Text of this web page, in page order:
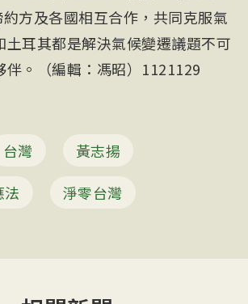
約方及各國相互合作，共同克服氣
土耳其都是解決氣候變遷議題不可
伴。（編輯：馮昭）1121129
台灣
黃志揚
法
淨零台灣